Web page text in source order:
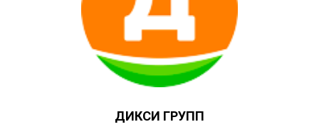
ДИКСИ ГРУПП